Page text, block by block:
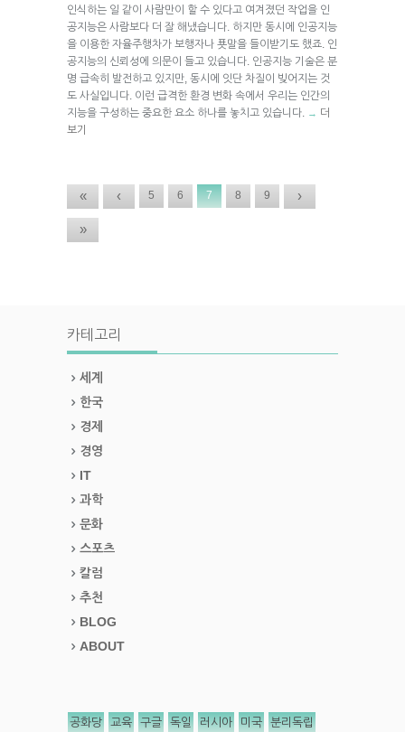
인식하는 일 같이 사람만이 할 수 있다고 여겨졌던 작업을 인
공지능은 사람보다 더 잘 해냈습니다. 하지만 동시에 인공지능
을 이용한 자율주행차가 보행자나 푯말을 들이받기도 했죠. 인
공지능의 신뢰성에 의문이 들고 있습니다. 인공지능 기술은 분
명 급속히 발전하고 있지만, 동시에 잇단 차질이 빚어지는 것
도 사실입니다. 이런 급격한 환경 변화 속에서 우리는 인간의
지능을 구성하는 중요한 요소 하나를 놓치고 있습니다.
→ 더
보기
« ‹ 5 6 7 8 9 ›
»
카테고리
세계
한국
경제
경영
IT
과학
문화
스포츠
칼럼
추천
BLOG
ABOUT
공화당 교육 구글 독일 러시아 미국 분리독립